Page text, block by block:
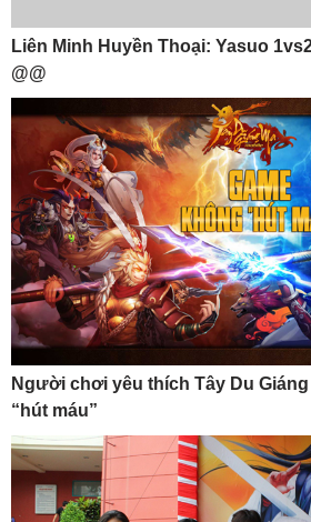
Liên Minh Huyền Thoại: Yasuo
@@
Người chơi yêu thích Tây Du
“hút máu”